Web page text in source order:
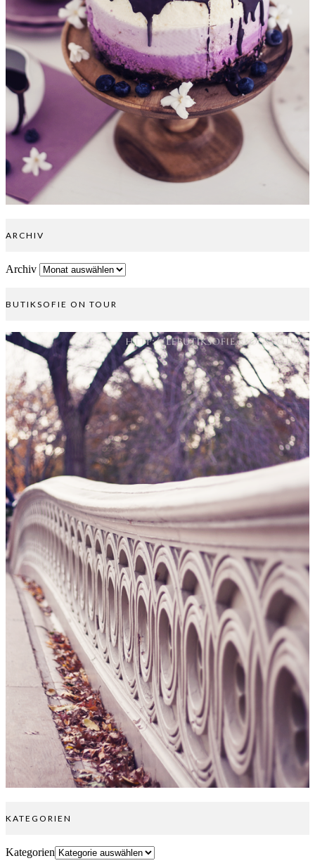
ARCHIV
Archiv
BUTIKSOFIE ON TOUR
KATEGORIEN
Kategorien